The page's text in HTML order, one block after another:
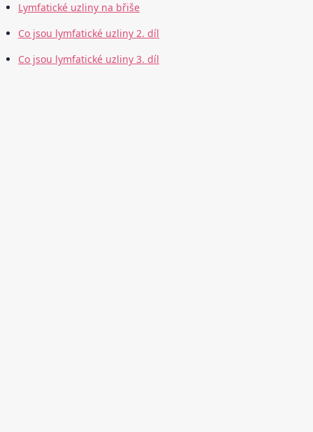
Lymfatické uzliny na břiše
Co jsou lymfatické uzliny 2. díl
Co jsou lymfatické uzliny 3. díl